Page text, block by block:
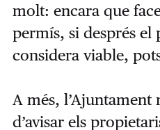
molt: encara que
permís, si després el
considera viable,
A més, l’Ajuntament
d’avisar els